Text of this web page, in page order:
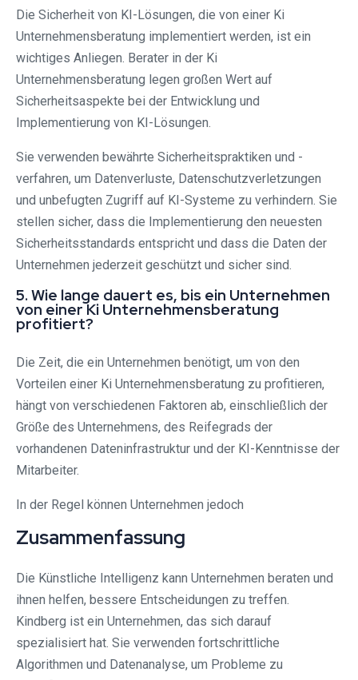
Die Sicherheit von KI-Lösungen, die von einer Ki
Unternehmensberatung implementiert werden, ist ein
wichtiges Anliegen. Berater in der Ki
Unternehmensberatung legen großen Wert auf
Sicherheitsaspekte bei der Entwicklung und
Implementierung von KI-Lösungen.
Sie verwenden bewährte Sicherheitspraktiken und -
verfahren, um Datenverluste, Datenschutzverletzungen
und unbefugten Zugriff auf KI-Systeme zu verhindern. Sie
stellen sicher, dass die Implementierung den neuesten
Sicherheitsstandards entspricht und dass die Daten der
Unternehmen jederzeit geschützt und sicher sind.
5. Wie lange dauert es, bis ein Unternehmen
von einer Ki Unternehmensberatung
profitiert?
Die Zeit, die ein Unternehmen benötigt, um von den
Vorteilen einer Ki Unternehmensberatung zu profitieren,
hängt von verschiedenen Faktoren ab, einschließlich der
Größe des Unternehmens, des Reifegrads der
vorhandenen Dateninfrastruktur und der KI-Kenntnisse der
Mitarbeiter.
In der Regel können Unternehmen jedoch
Zusammenfassung
Die Künstliche Intelligenz kann Unternehmen beraten und
ihnen helfen, bessere Entscheidungen zu treffen.
Kindberg ist ein Unternehmen, das sich darauf
spezialisiert hat. Sie verwenden fortschrittliche
Algorithmen und Datenanalyse, um Probleme zu